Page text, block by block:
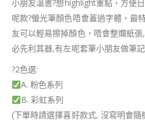
小朋友溫書?想highlight重點，方便
呢款?螢光筆顏色唔會蓋過字體，最
友可以輕易擦掉顏色，唔會整爛紙
必先利其器,有左呢套筆小朋友做筆
?2色選:
A. 粉色系列
B. 彩虹系列
(下單時請選擇喜好款式, 沒寫明會隨